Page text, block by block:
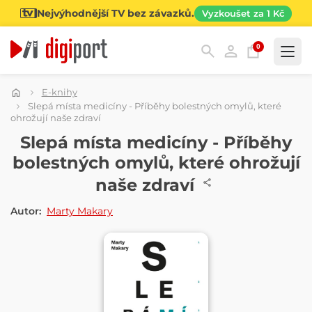
Nejvýhodnější TV bez závazků. Vyzkoušet za 1 Kč
0
Kategorie
E-knihy
Slepá místa medicíny - Příběhy bolestných omylů, které
ohrožují naše zdraví
E-KNIHA
Slepá místa medicíny - Příběhy
bolestných omylů, které ohrožují
naše zdraví
Autor: Marty Makary